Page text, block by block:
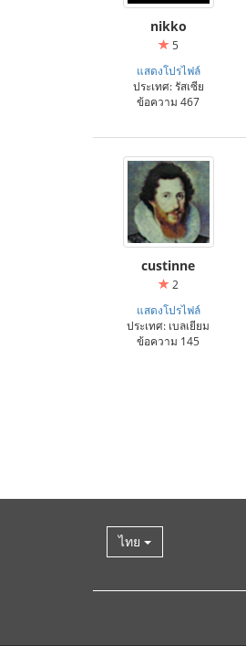
nikko
5
แสดงโปรไฟล์
ประเทศ: รัสเซีย
ข้อความ 467
custinne
2
แสดงโปรไฟล์
ประเทศ: เบลเยียม
ข้อความ 145
ไทย